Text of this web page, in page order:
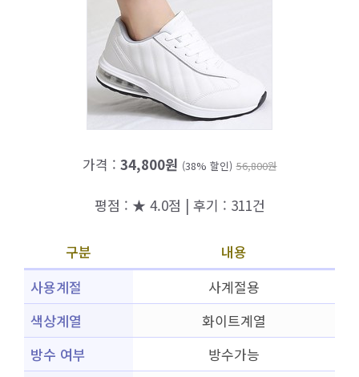
가격 : 34,800원 (38% 할인) 56,800원
평점 : ★ 4.0점 | 후기 : 311건
구분
내용
사용계절
사계절용
색상계열
화이트계열
방수 여부
방수가능